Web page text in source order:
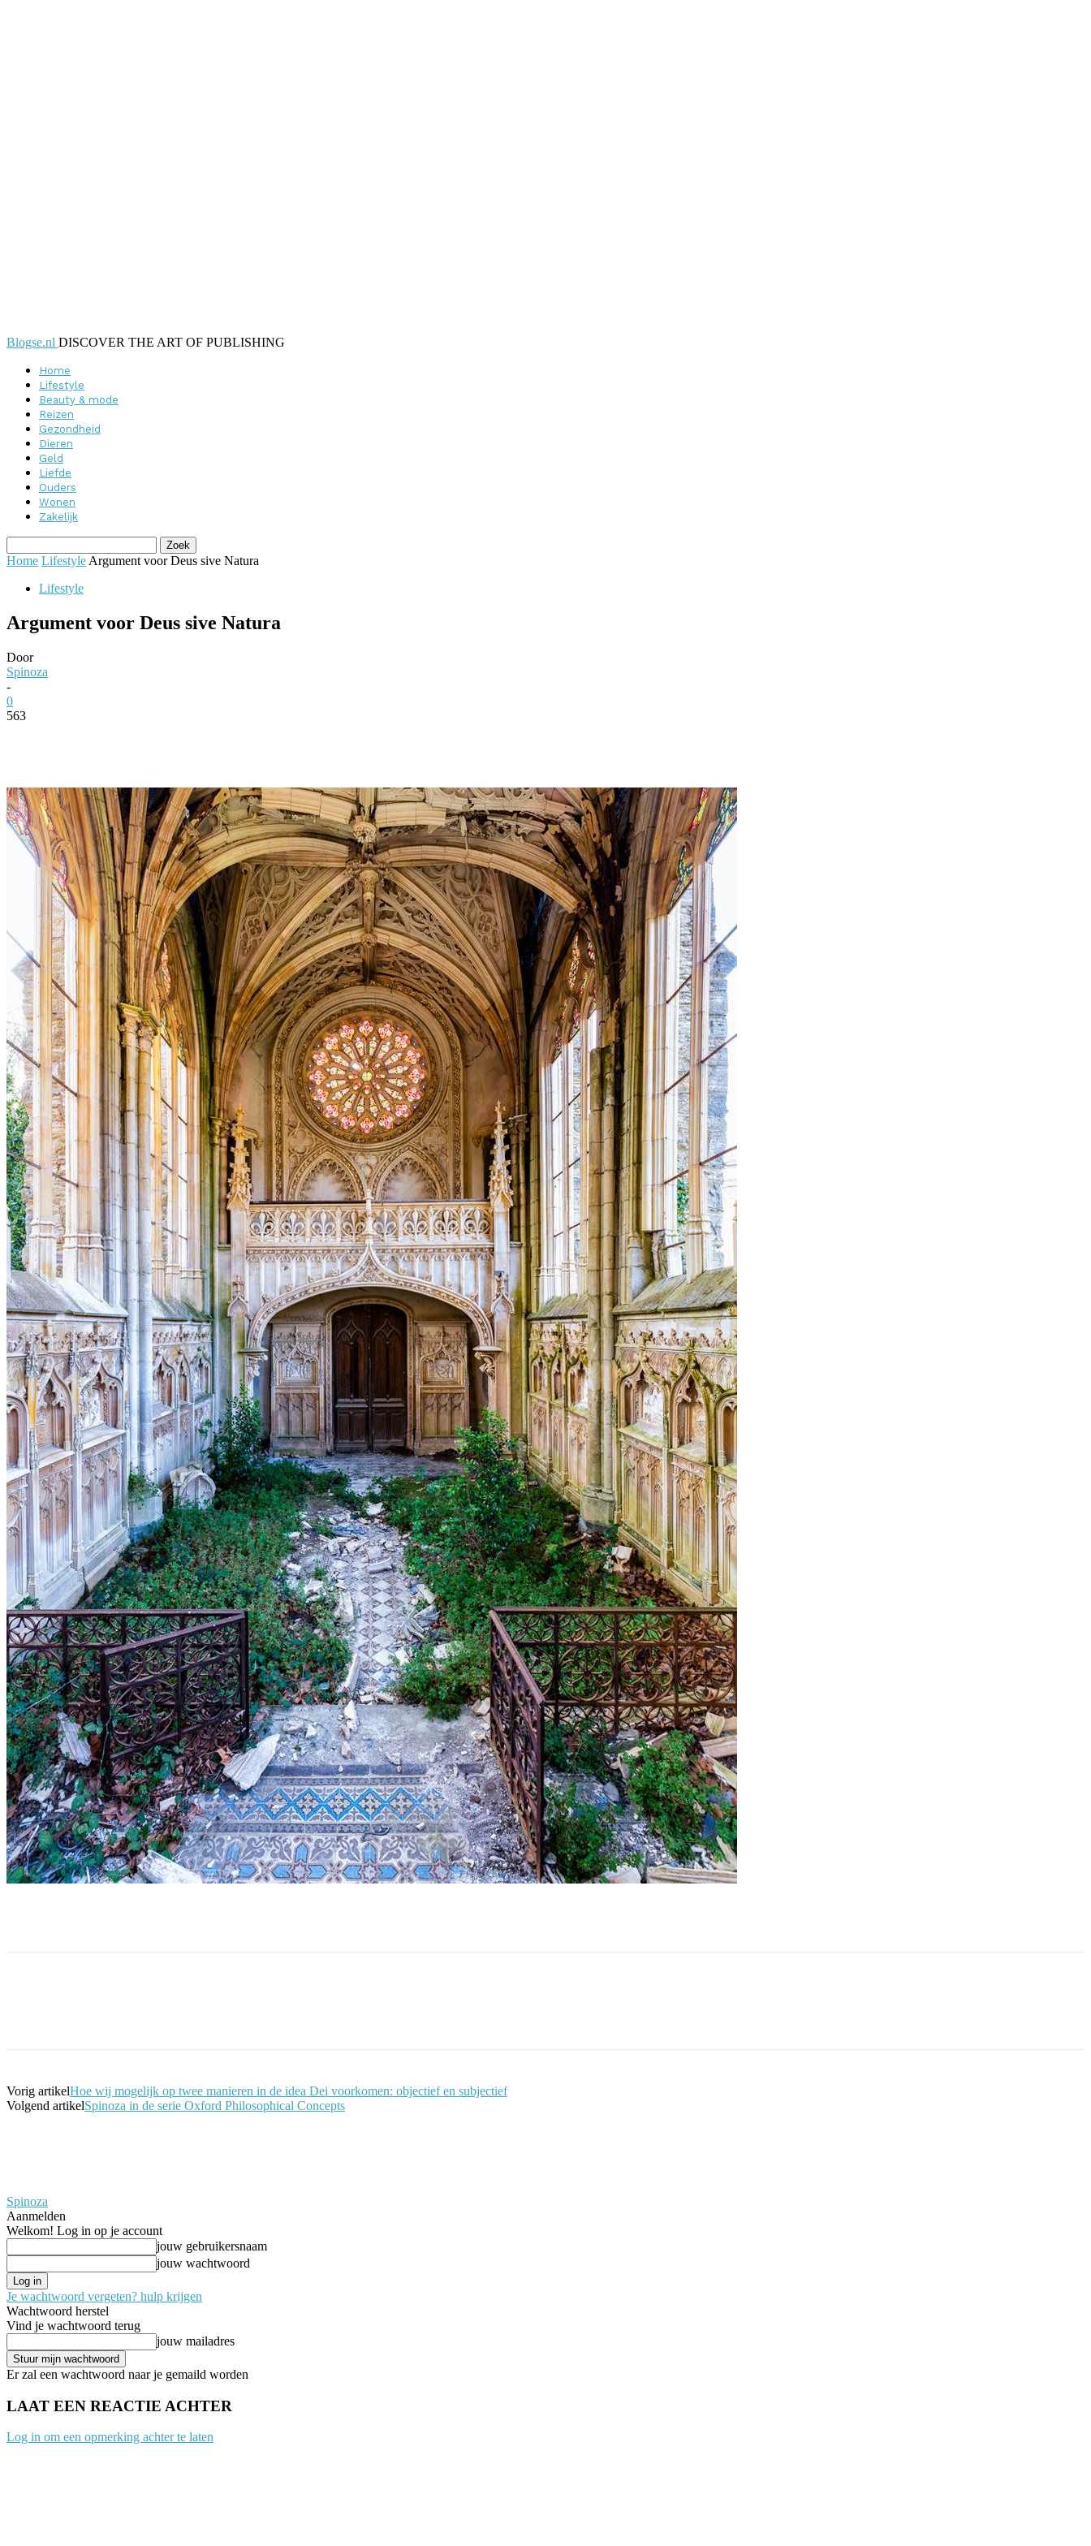
Blogse.nl DISCOVER THE ART OF PUBLISHING
Home
Lifestyle
Beauty & mode
Reizen
Gezondheid
Dieren
Geld
Liefde
Ouders
Wonen
Zakelijk
Home Lifestyle Argument voor Deus sive Natura
Lifestyle
Argument voor Deus sive Natura
Door
Spinoza
-
0
563
Vorig artikelHoe wij mogelijk op twee manieren in de idea Dei voorkomen: objectief en subjectief
Volgend artikelSpinoza in de serie Oxford Philosophical Concepts
Spinoza
Aanmelden
Welkom! Log in op je account
jouw gebruikersnaam
jouw wachtwoord
Je wachtwoord vergeten? hulp krijgen
Wachtwoord herstel
Vind je wachtwoord terug
jouw mailadres
Er zal een wachtwoord naar je gemaild worden
LAAT EEN REACTIE ACHTER
Log in om een opmerking achter te laten